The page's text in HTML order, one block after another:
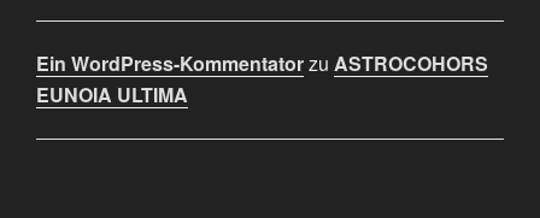
Ein WordPress-Kommentatorzu ASTROCOHORS
EUNOIA ULTIMA